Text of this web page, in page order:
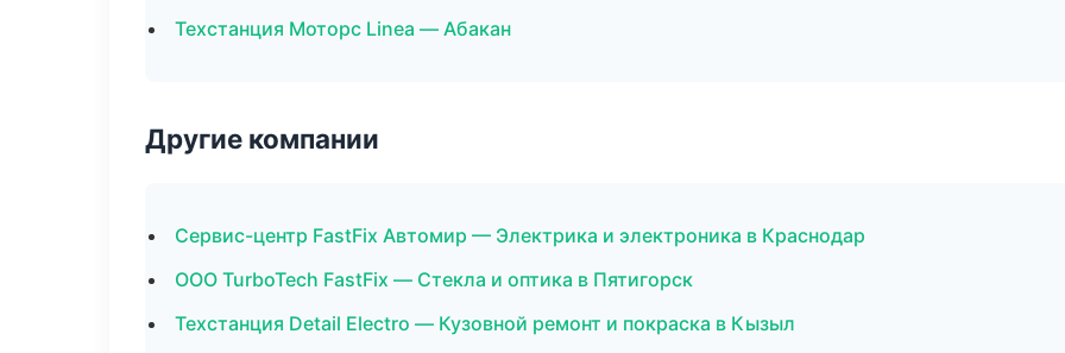
Техстанция Моторс Linea — Абакан
Другие компании
Сервис-центр FastFix Автомир — Электрика и электроника в Краснодар
ООО TurboTech FastFix — Стекла и оптика в Пятигорск
Техстанция Detail Electro — Кузовной ремонт и покраска в Кызыл